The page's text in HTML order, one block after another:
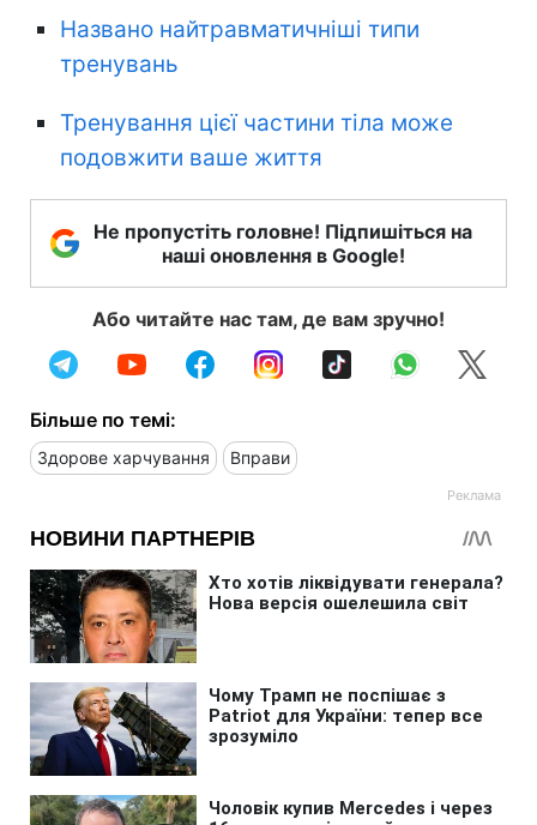
Названо найтравматичніші типи
тренувань
Тренування цієї частини тіла може
подовжити ваше життя
Не пропустіть головне! Підпишіться на
наші оновлення в Google!
Або читайте нас там, де вам зручно!
Більше по темі:
Здорове харчування Вправи